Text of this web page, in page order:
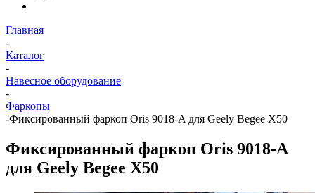
Главная
-
Каталог
-
Навесное оборудование
-
Фаркопы
-Фиксированный фаркоп Oris 9018-A для Geely Begee X50
Фиксированный фаркоп Oris 9018-A
для Geely Begee X50